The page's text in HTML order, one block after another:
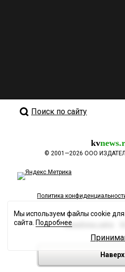
Поиск по сайту
kv
© 2001—2026 ООО
Политика
Разработка сайта
Наверх
Мы используем файлы cookie
сайта. Подробнее